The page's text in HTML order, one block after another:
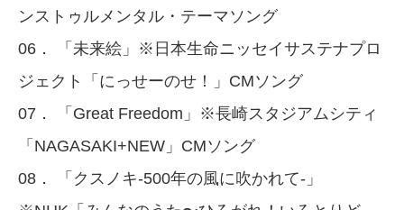
ンストゥルメンタル・テーマソング
06． 「未来絵」※日本生命ニッセイサステナプロ
ジェクト「にっせーのせ！」CMソング
07． 「Great Freedom」※長崎スタジアムシティ
「NAGASAKI+NEW」CMソング
08． 「クスノキ-500年の風に吹かれて-」